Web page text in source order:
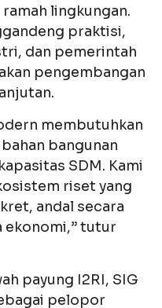
lingkungan.
praktisi,
dan pemerintah
pengembangan
membutuhkan
bangunan
SDM. Kami
riset yang
andal secara
ekonomi,” tutur
payung I2RI, SIG
pelopor